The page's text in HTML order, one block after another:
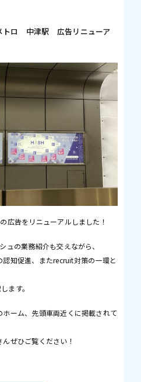
トロ 中津駅 広告リニューア
広告をリニューアルしました！
ュの業務紹介も交えながら、
知促進、またrecruit対策の一環と
ます。
ーム、先頭車両近くに掲載されて
ぜひご覧ください！